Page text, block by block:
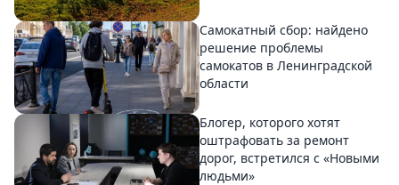
Самокатный сбор: найдено
решение проблемы
самокатов в Ленинградской
области
Блогер, которого хотят
оштрафовать за ремонт
дорог, встретился с «Новыми
людьми»